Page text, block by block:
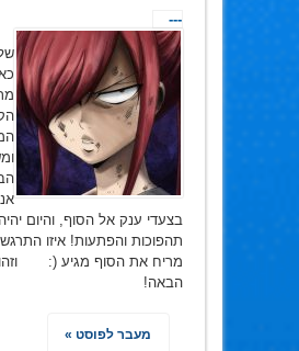
---
בצעדי ענק אל הסוף, והיום
תהפוכות והפתעות! איזו
מריח את הסוף מגיע (:
הבאה!
מעבר לפוסט »